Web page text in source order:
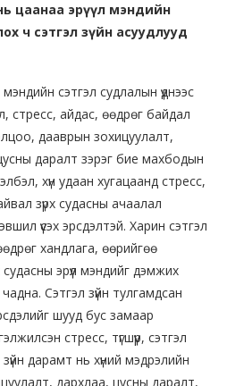
цаанаа эрүүл мэндийн
ч сэтгэл зүйн асуудлууд
сэтгэл судлалын үүднээс
стресс, айдас, өөдрөг байдал
дааврын зохицуулалт,
даралт зэрэг бие махбодын
хүн удаан хугацаанд стресс,
зүрх судасны ачаалал
үүсэх эрсдэлтэй. Харин сэтгэл
хандлага, өөрийгөө
эрүүл мэндийг дэмжих
Сэтгэл зүйн тулгамдсан
шууд бус замаар
стресс, түгшүүр, сэтгэл
дарамт нь хүний мэдрэлийн
дархлаа, цусны даралт,